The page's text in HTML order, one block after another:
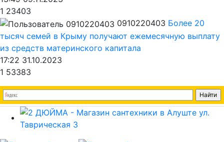
1 23403
0910220403 Более 20
тысяч семей в Крыму получают ежемесячную выплату
из средств материнского капитала
17:22 31.10.2023
1 53383